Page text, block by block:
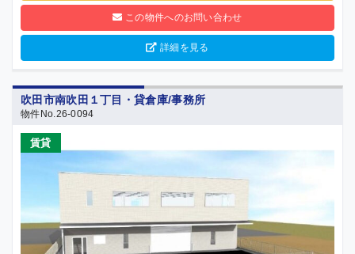
この物件へのお問い合わせ
詳細を見る
吹田市南吹田１丁目・貸倉庫/事務所
物件No.26-0094
賃貸